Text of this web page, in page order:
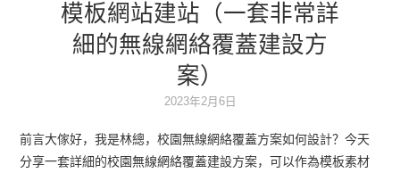
域名价格
阿里云已备案域名出售
模板網站建站（一套非常詳
細的無線網絡覆蓋建設方
案）
2023年2月6日
前言大傢好，我是林總，校園無線網絡覆蓋方案如何設計？今天
分享一套詳細的校園無線網絡覆蓋建設方案，可以作為模板素材